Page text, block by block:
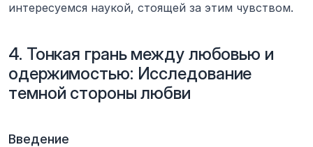
интересуемся наукой, стоящей за этим чувством.
4. Тонкая грань между любовью и
одержимостью: Исследование
темной стороны любви
Введение